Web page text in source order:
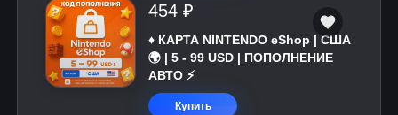
454 ₽
♦️ КАРТА NINTENDO eShop | США
🌍 | 5 - 99 USD | ПОПОЛНЕНИЕ
АВТО ⚡
Купить